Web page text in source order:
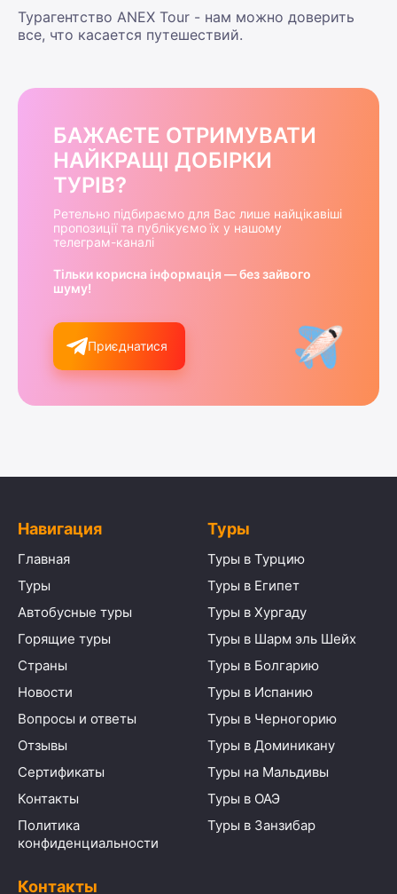
Турагентство ANEX Tour - нам можно доверить
все, что касается путешествий.
БАЖАЄТЕ ОТРИМУВАТИ
НАЙКРАЩІ ДОБІРКИ
ТУРІВ?
Ретельно підбираємо для Вас лише найцікавіші
пропозиції та публікуємо їх у нашому
телеграм-каналі
Тільки корисна інформація — без зайвого
шуму!
Приєднатися
Навигация
Главная
Туры
Автобусные туры
Горящие туры
Страны
Новости
Вопросы и ответы
Отзывы
Сертификаты
Контакты
Политика
конфиденциальности
Туры
Туры в Турцию
Туры в Египет
Туры в Хургаду
Туры в Шарм эль Шейх
Туры в Болгарию
Туры в Испанию
Туры в Черногорию
Туры в Доминикану
Туры на Мальдивы
Туры в ОАЭ
Туры в Занзибар
Контакты